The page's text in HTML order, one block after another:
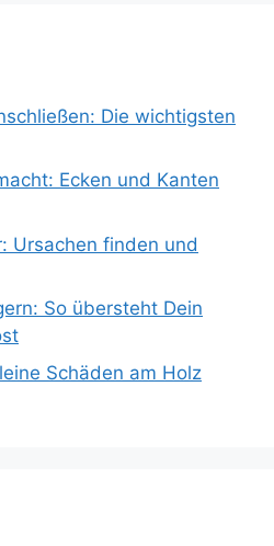
Die wichtigsten
Ecken und Kanten
Ursachen finden und
So übersteht Dein
Schäden am Holz